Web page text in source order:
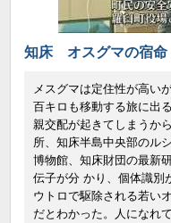
知床 オスグマの宿命
メスグマは定住性が高い
百キロも移動する旅に出
親交配が起きてしまうか
所、知床半島中央部のル
博物館、知床財団の最新
伝子が分 かり、個体識別
ウトロで駆除される若い
だとわかった。人になれ